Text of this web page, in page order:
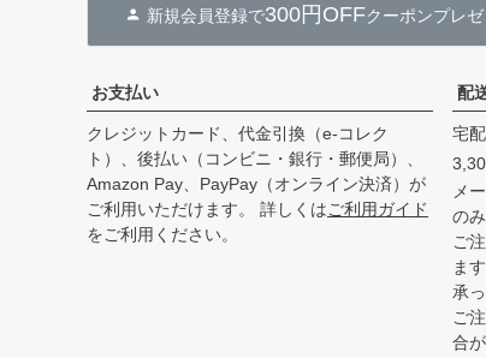
新規会員登録で300円OFFクーポンプレゼ
お支払い
クレジットカード、代金引換（e-コレク
ト）、後払い（コンビニ・銀行・郵便局）、
Amazon Pay、PayPay（オンライン決済）が
ご利用いただけます。 詳しくはご利用ガイド
をご利用ください。
配
宅
メ
の
ご
ま
承
ご
合